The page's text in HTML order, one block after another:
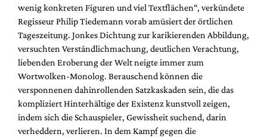
Suche
wenig konkreten Figuren und viel Textflächen“, verkündete
Regisseur Philip Tiedemann vorab amüsiert der örtlichen
Tageszeitung. Jonkes Dichtung zur karikierenden Abbildung,
versuchten Verständlichmachung, deutlichen Verachtung,
liebenden Eroberung der Welt neigte immer zum
Wortwolken-Monolog. Berauschend können die
versponnenen dahinrollenden Satzkaskaden sein, die das
kompliziert Hinterhältige der Existenz kunstvoll zeigen,
indem sich die Schauspieler, Gewissheit suchend, darin
verheddern, verlieren. In dem Kampf gegen die